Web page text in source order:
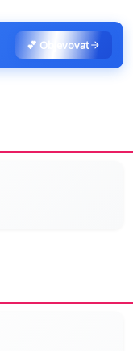
💕 Objevovat